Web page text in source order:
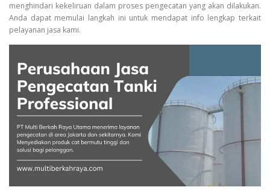
menghindari kekeliruan dalam proses pengecatan yang akan dilakukan.
Anda dapat memulai langkah ini untuk mendapat info lengkap terkait
pelayanan jasa kami.